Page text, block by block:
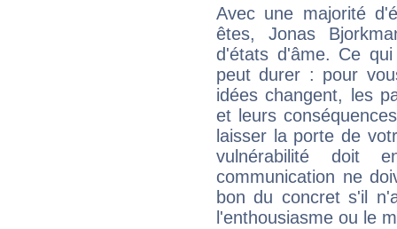
Avec une majorité
êtes, Jonas
d'états d'âme. Ce
peut durer : pour
idées changent, les
et leurs
laisser la porte de
vulnérabilité doit
communication ne
bon du concret s'il
l'enthousiasme ou le